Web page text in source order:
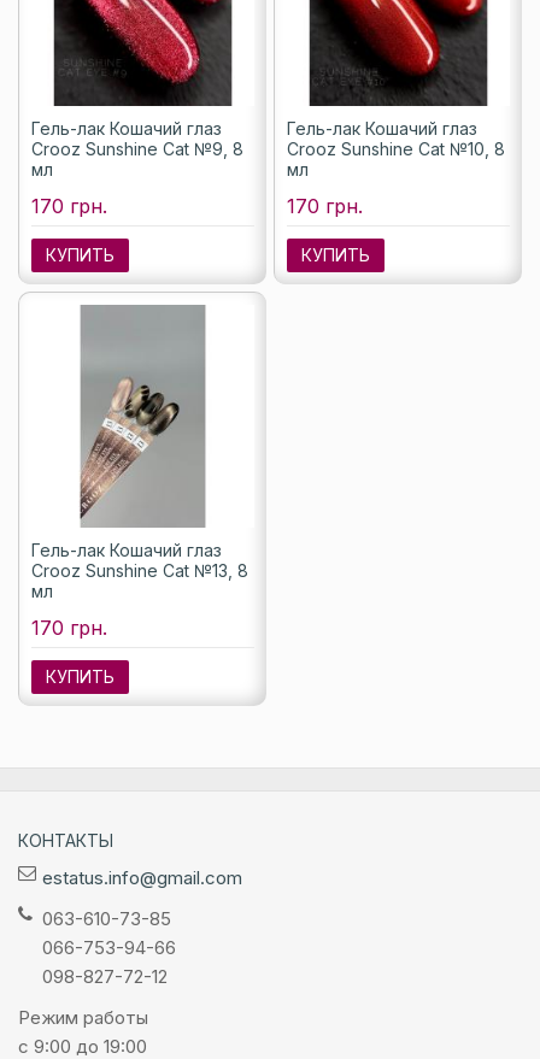
Гель-лак Кошачий глаз
Crooz Sunshine Cat №9, 8
мл
170 грн.
КУПИТЬ
Гель-лак Кошачий глаз
Crooz Sunshine Cat №10, 8
мл
170 грн.
КУПИТЬ
Гель-лак Кошачий глаз
Crooz Sunshine Cat №13, 8
мл
170 грн.
КУПИТЬ
КОНТАКТЫ
estatus.info@gmail.com
063-610-73-85
066-753-94-66
098-827-72-12
Режим работы
с 9:00 до 19:00